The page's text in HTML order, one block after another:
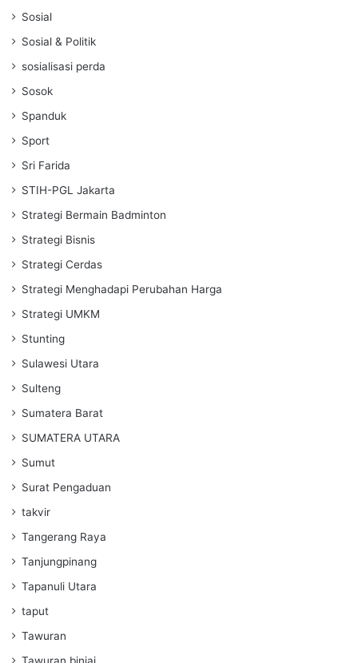
Sosial
Sosial & Politik
sosialisasi perda
Sosok
Spanduk
Sport
Sri Farida
STIH-PGL Jakarta
Strategi Bermain Badminton
Strategi Bisnis
Strategi Cerdas
Strategi Menghadapi Perubahan Harga
Strategi UMKM
Stunting
Sulawesi Utara
Sulteng
Sumatera Barat
SUMATERA UTARA
Sumut
Surat Pengaduan
takvir
Tangerang Raya
Tanjungpinang
Tapanuli Utara
taput
Tawuran